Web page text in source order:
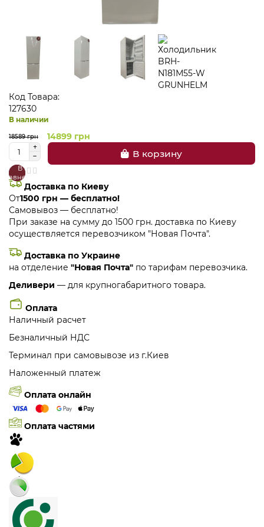
Код Товара:
127630
В наличии
18589 грн 14899 грн
В корзину
В
закладки
В
сравнение
Доставка по Киеву
От1500 грн — бесплатно!
Самовывоз — бесплатно!
При заказе на сумму до 1500 грн. доставка по Киеву
осуществляется перевозчиком "Новая Почта".
Доставка по Украине
на отделение "Новая Почта" по тарифам перевозчика.
Деливери — для крупногабаритного товара.
Оплата
Наличный расчет
Безналичный НДС
Терминал при самовывозе из г.Киев
Наложенный платеж
Оплата онлайн
Оплата частями